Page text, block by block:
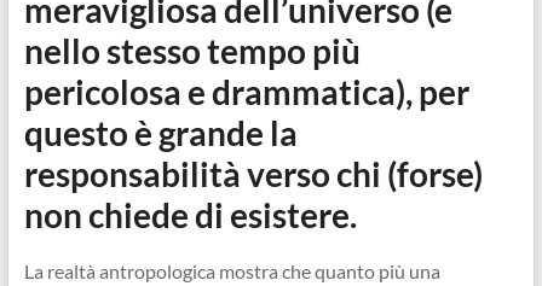
meravigliosa dell’universo (e
nello stesso tempo più
pericolosa e drammatica), per
questo è grande la
responsabilità verso chi (forse)
non chiede di esistere.
La realtà antropologica mostra che quanto più una